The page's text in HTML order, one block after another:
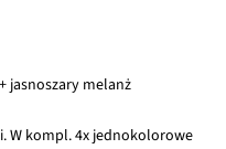
jasnoszary melanż
W kompl. 4x jednokolorowe